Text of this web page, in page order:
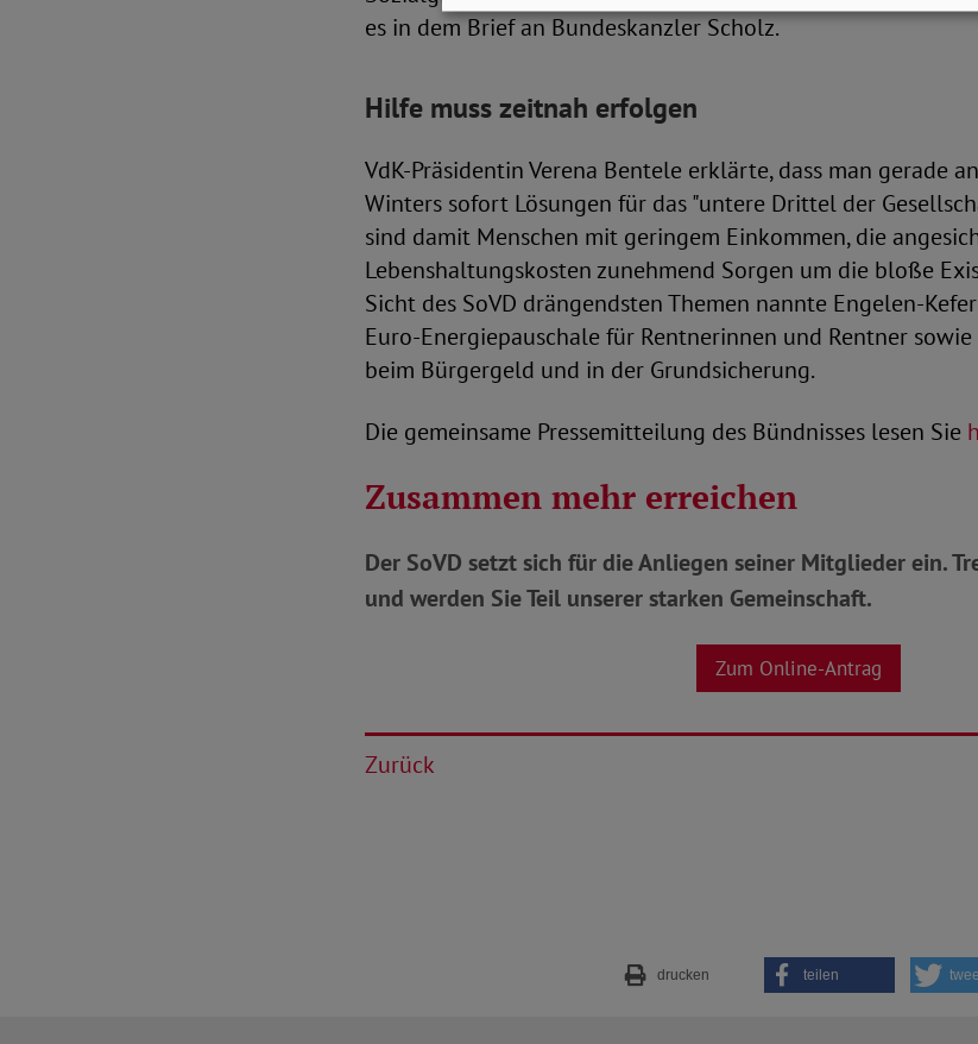
es in dem Brief an Bundeskanzler Scholz.
Hilfe muss zeitnah erfolgen
VdK-Präsidentin Verena Bentele erklärte, dass man gerade
Winters sofort Lösungen für das "untere Drittel der
sind damit Menschen mit geringem Einkommen, die
Lebenshaltungskosten zunehmend Sorgen um die bloße
Sicht des SoVD drängendsten Themen nannte Engelen-
Euro-Energiepauschale für Rentnerinnen und Rentner
beim Bürgergeld und in der Grundsicherung.
Die gemeinsame Pressemitteilung des Bündnisses lesen Sie
Zusammen mehr erreichen
Der SoVD setzt sich für die Anliegen seiner Mitglieder ein.
und werden Sie Teil unserer starken Gemeinschaft.
Zum Online-Antrag
Zurück
drucken teilen